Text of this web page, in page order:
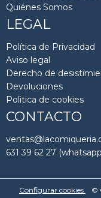
Quiénes Somos
LEGAL
Política de Privacidad
Aviso legal
Derecho de
Devoluciones
Polìtica de cookies
CONTACTO
631 39 62 27
Configurar cookies
©